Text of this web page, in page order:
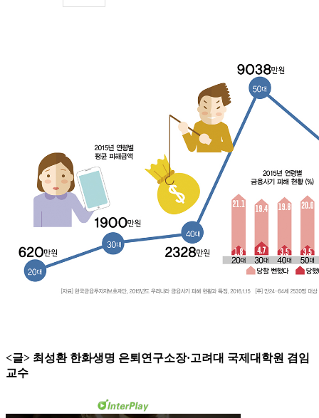
<글> 최성환 한화생명 은퇴연구소장·고려대 국제대학원 겸임
교수